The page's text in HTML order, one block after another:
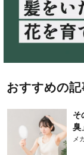
おすすめの記
そ
臭
メ